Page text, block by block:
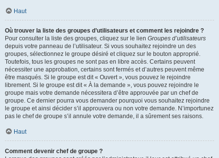
Haut
Où trouver la liste des groupes d’utilisateurs et comment les rejoindre ?
Pour consulter la liste des groupes, cliquez sur le lien Groupes d’utilisateurs
depuis votre panneau de l’utilisateur. Si vous souhaitez rejoindre un des
groupes, sélectionnez le groupe désiré et cliquez sur le bouton approprié.
Toutefois, tous les groupes ne sont pas en libre accès. Certains peuvent
nécessiter une approbation, certains sont fermés et d’autres peuvent même
être masqués. Si le groupe est dit « Ouvert », vous pouvez le rejoindre
librement. Si le groupe est dit « À la demande », vous pouvez rejoindre le
groupe mais votre demande nécessitera d’être approuvée par un chef de
groupe. Ce dernier pourra vous demander pourquoi vous souhaitez rejoindre
le groupe et ainsi décider s’il approuvera ou non votre demande. N’importunez
pas le chef de groupe s’il annule votre demande, il a sûrement ses raisons.
Haut
Comment devenir chef de groupe ?